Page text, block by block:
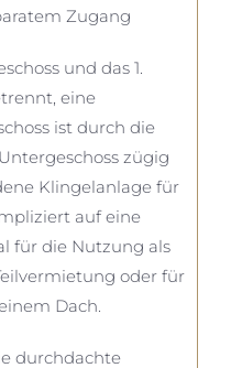
Zugang
und das 1.
eine
ist durch die
zügig
Klingelanlage für
auf eine
für die Nutzung als
oder für
Dach.
durchdachte